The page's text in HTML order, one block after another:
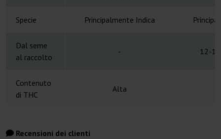
Specie Principalmente Indica
Dal seme
al raccolto
- 12-
Contenuto
di THC
Alta
Recensioni dei clienti